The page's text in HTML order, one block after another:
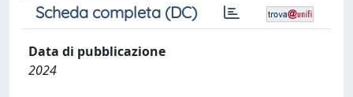
Scheda completa (DC)
Data di pubblicazione
2024